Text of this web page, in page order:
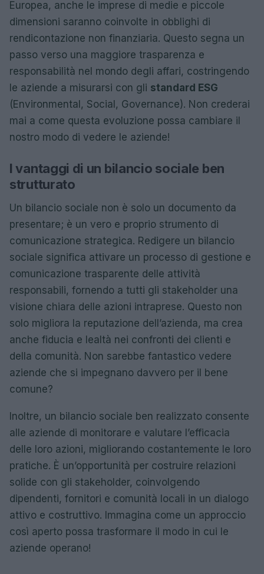
Europea, anche le imprese di medie e piccole
dimensioni saranno coinvolte in obblighi di
rendicontazione non finanziaria. Questo segna un
passo verso una maggiore trasparenza e
responsabilità nel mondo degli affari, costringendo
le aziende a misurarsi con gli standard ESG
(Environmental, Social, Governance). Non crederai
mai a come questa evoluzione possa cambiare il
nostro modo di vedere le aziende!
I vantaggi di un bilancio sociale ben
strutturato
Un bilancio sociale non è solo un documento da
presentare; è un vero e proprio strumento di
comunicazione strategica. Redigere un bilancio
sociale significa attivare un processo di gestione e
comunicazione trasparente delle attività
responsabili, fornendo a tutti gli stakeholder una
visione chiara delle azioni intraprese. Questo non
solo migliora la reputazione dell’azienda, ma crea
anche fiducia e lealtà nei confronti dei clienti e
della comunità. Non sarebbe fantastico vedere
aziende che si impegnano davvero per il bene
comune?
Inoltre, un bilancio sociale ben realizzato consente
alle aziende di monitorare e valutare l’efficacia
delle loro azioni, migliorando costantemente le loro
pratiche. È un’opportunità per costruire relazioni
solide con gli stakeholder, coinvolgendo
dipendenti, fornitori e comunità locali in un dialogo
attivo e costruttivo. Immagina come un approccio
così aperto possa trasformare il modo in cui le
aziende operano!